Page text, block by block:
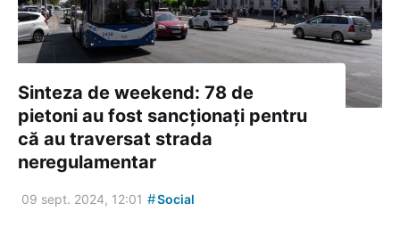
Sinteza de weekend: 78 de
pietoni au fost sancționați pentru
că au traversat strada
neregulamentar
09 sept. 2024, 12:01 #Social